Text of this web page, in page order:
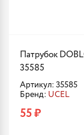
Патрубок
35585
Артикул: 35585
Бренд: UCEL
55 ₽